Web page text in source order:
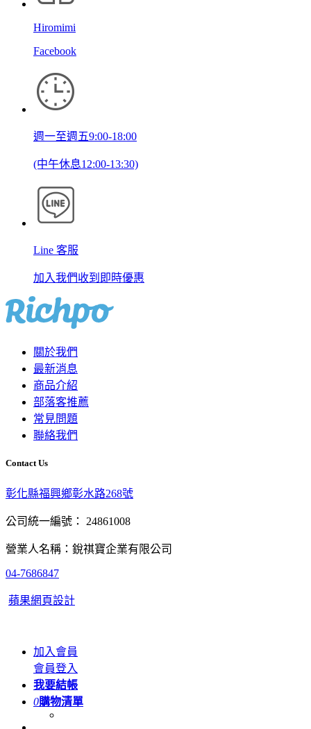
Hiromimi
Facebook
週一至週五9:00-18:00
(中午休息12:00-13:30)
Line 客服
加入我們收到即時優惠
關於我們
最新消息
商品介紹
部落客推薦
常見問題
聯絡我們
Contact Us
彰化縣福興鄉彰水路268號
公司統一編號： 24861008
營業人名稱：銳祺寶企業有限公司
04-7686847
蘋果網頁設計
加入會員
會員登入
我要結帳
0購物清單